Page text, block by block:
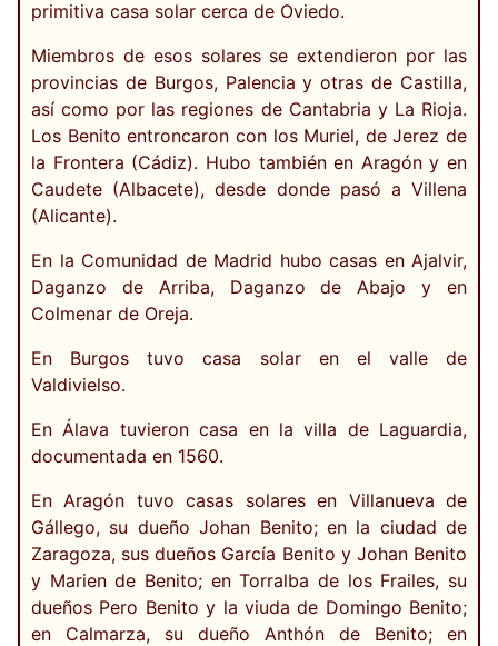
primitiva casa solar cerca de Oviedo.
Miembros de esos solares se extendieron por las
provincias de Burgos, Palencia y otras de Castilla,
así como por las regiones de Cantabria y La Rioja.
Los Benito entroncaron con los Muriel, de Jerez de
la Frontera (Cádiz). Hubo también en Aragón y en
Caudete (Albacete), desde donde pasó a Villena
(Alicante).
En la Comunidad de Madrid hubo casas en Ajalvir,
Daganzo de Arriba, Daganzo de Abajo y en
Colmenar de Oreja.
En Burgos tuvo casa solar en el valle de
Valdivielso.
En Álava tuvieron casa en la villa de Laguardia,
documentada en 1560.
En Aragón tuvo casas solares en Villanueva de
Gállego, su dueño Johan Benito; en la ciudad de
Zaragoza, sus dueños García Benito y Johan Benito
y Marien de Benito; en Torralba de los Frailes, su
dueños Pero Benito y la viuda de Domingo Benito;
en Calmarza, su dueño Anthón de Benito; en